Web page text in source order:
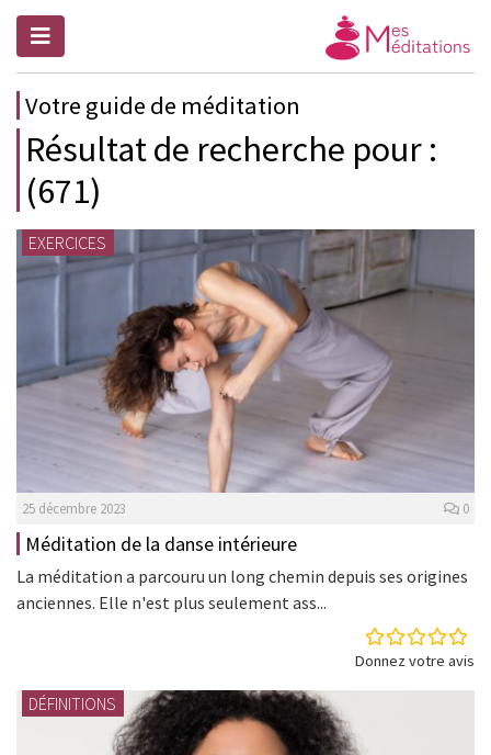
Votre guide de méditation
Résultat de recherche pour :
(671)
EXERCICES
25 décembre 2023 0
Méditation de la danse intérieure
La méditation a parcouru un long chemin depuis ses origines
anciennes. Elle n'est plus seulement ass...
Donnez votre avis
DÉFINITIONS